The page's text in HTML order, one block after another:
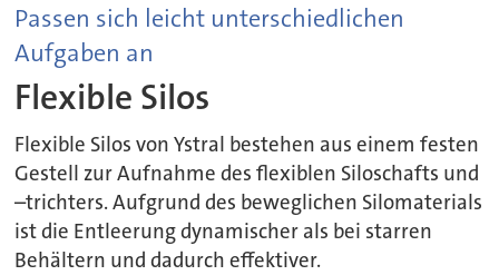
Passen sich leicht unterschiedlichen
Aufgaben an
Flexible Silos
Flexible Silos von Ystral bestehen aus einem festen
Gestell zur Aufnahme des flexiblen Siloschafts und
–trichters. Aufgrund des beweglichen Silomaterials
ist die Entleerung dynamischer als bei starren
Behältern und dadurch effektiver.